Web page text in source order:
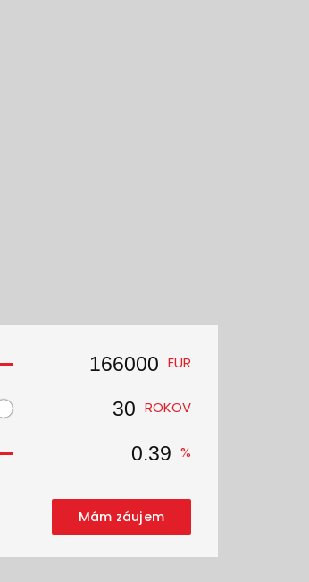
EUR
ROKOV
%
Mám záujem